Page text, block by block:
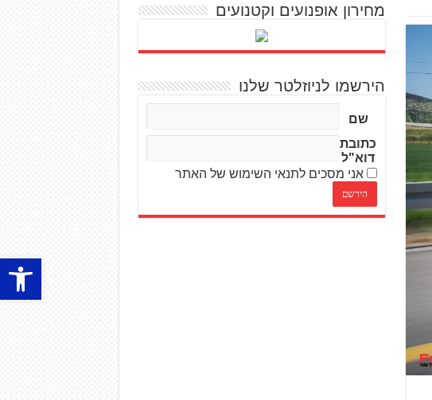
פתח
מחירון אופנועים וקטנועים
הירשמו לניוזלטר שלנו
שם
כתובת
דוא"ל
אני מסכים לתנאי השימוש של האתר